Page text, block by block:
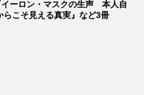
イーロン・マスクの生声 本人自
らこそ見える真実』など3冊